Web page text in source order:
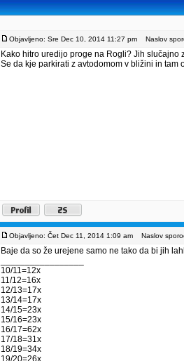
Objavljeno: Sre Dec 10, 2014 11:27 pm Naslov
Kako hitro uredijo proge na Rogli? Jih slučajno
Se da kje parkirati z avtodomom v bližini in tam
Objavljeno: Čet Dec 11, 2014 1:09 am Naslov
Baje da so že urejene samo ne tako da bi jih
10/11=12x
11/12=16x
12/13=17x
13/14=17x
14/15=23x
15/16=23x
16/17=62x
17/18=31x
18/19=34x
19/20=26x